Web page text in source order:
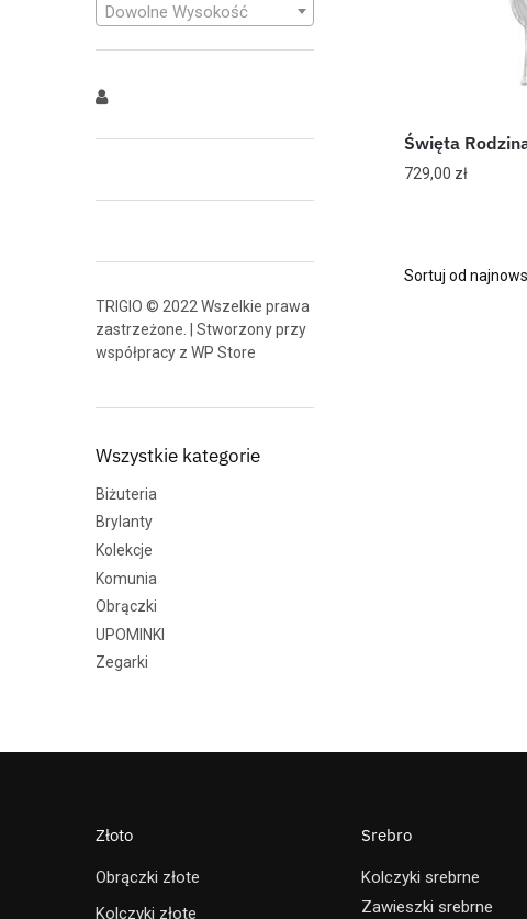
Święta
729,00 zł
Dowolne Wysokość
TRIGIO © 2022 Wszelkie prawa
zastrzeżone. | Stworzony przy
współpracy z WP Store
Wszystkie kategorie
Biżuteria
Brylanty
Kolekcje
Komunia
Obrączki
UPOMINKI
Zegarki
Złoto
Obrączki złote
Kolczyki złote
Srebro
Kolczyki srebrne
Zawieszki srebrne